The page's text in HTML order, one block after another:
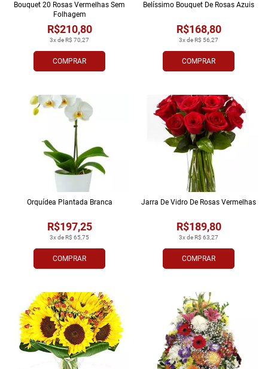
COMPRAR
3x de R$ 70,27
R$210,80
Bouquet 20 Rosas Vermelhas Sem
Folhagem
COMPRAR
3x de R$ 56,27
R$168,80
Belíssimo Bouquet De Rosas Azuis
COMPRAR
3x de R$ 65,75
R$197,25
Orquídea Plantada Branca
COMPRAR
3x de R$ 63,27
R$189,80
Jarra De Vidro De Rosas Vermelhas